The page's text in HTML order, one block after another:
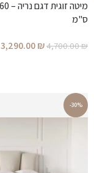
ס"מ
4,700.00₪
3,290.00₪
-30%